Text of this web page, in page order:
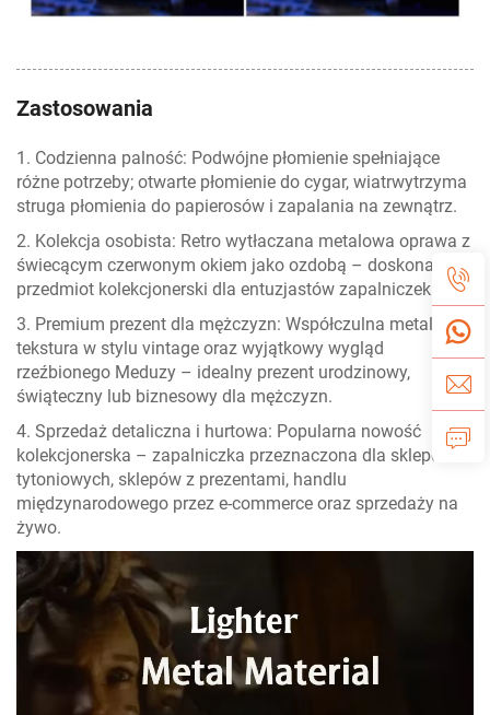
Zastosowania
1. Codzienna palność: Podwójne płomienie spełniające
różne potrzeby; otwarte płomienie do cygar, wiatrwytrzyma
struga płomienia do papierosów i zapalania na zewnątrz.
2. Kolekcja osobista: Retro wytłaczana metalowa oprawa z
świecącym czerwonym okiem jako ozdobą – doskonały
przedmiot kolekcjonerski dla entuzjastów zapalniczek.
3. Premium prezent dla mężczyzn: Współczulna metalowa
tekstura w stylu vintage oraz wyjątkowy wygląd
rzeźbionego Meduzy – idealny prezent urodzinowy,
świąteczny lub biznesowy dla mężczyzn.
4. Sprzedaż detaliczna i hurtowa: Popularna nowość
kolekcjonerska – zapalniczka przeznaczona dla sklepów
tytoniowych, sklepów z prezentami, handlu
międzynarodowego przez e-commerce oraz sprzedaży na
żywo.